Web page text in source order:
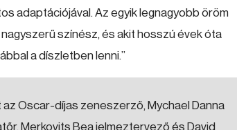
adaptációjával. Az egyik legnagyobb öröm
színész, és akit hosszú évek óta
a díszletben lenni.”
Oscar-díjas zeneszerző, Mychael Danna
Merkovits Bea jelmeztervező és David